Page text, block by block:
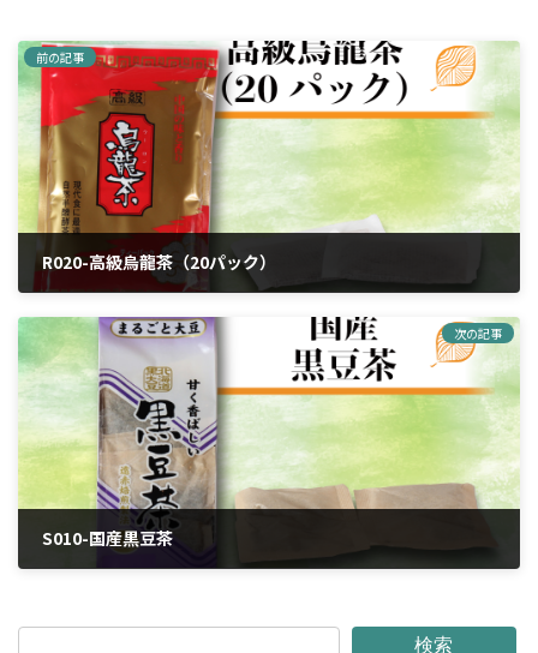
前の記事
R020-高級烏龍茶（20パック）
次の記事
S010-国産黒豆茶
検索